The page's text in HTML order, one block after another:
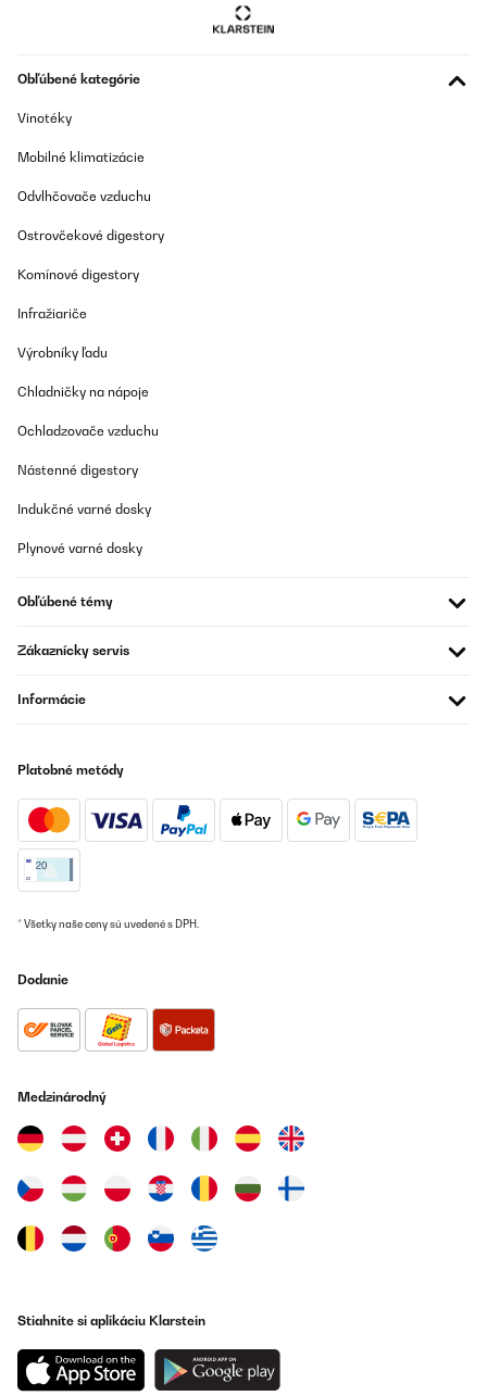
Impastatrice davvero potente e versatile. La ciotola da 5 litri
motore da 1800 W garantisce una lavorazione uniforme anche
con impasti più duri. Le 6 velocità sono perfette per adattarsi a
frullatore, che la rendono una vera stazione completa per la
regalo!
Utente Amazon
Preis. Absolut super schnelle Lieferung ( Montag bestell, Dienstag
Je les acheté ici il y a 2 ans, il est génial.
Utilisateur d'Amazon
OVERENÁ KONTROLA
super verpackt an. Und auch die Anweisung zum Gebrauch war
habe alle Funktionen bisher getestet. und es funktioniert alles.
Fleisch essen wir nicht, dazu kann ich nichts sagen. Nudeln
gehen bei mir einfacher, wenn ich sie mit der Hand anfertige.- Der
Mixaufsatz ist super für Suppen zu pürieren ( ich mache sie nicht
heiss da hinein). Und auch für Smoothie für eine grössere Familie
auch geeignet. - In der Hauptsache verwende ich diese Maschine
und etwas Dinkelmehl) . Und da ich mehr Teig habe verteile den
bei mir, weil Eier nicht schaumig werden. Mit vier habe ich es
gemacht. Das wurde nichts. Hierfür muss der Handmixer her. -
Wenn man sich an die Mengenangaben hält ist die Maschine
Amazon-Benutzer
Preložiť
Obwohl der Motor dieser Maschine nach 3 stufe laut ist, macht
durch Sicherheitsabdeckungen blockieren werden können. Dank
stabil. Für Faulenzer und schnelle Arbeit , auch dicke Wände
(gegen lauter Motor) ist Kaufempfehlung.
Obľúbené kategórie
Vinotéky
Mobilné klimatizácie
Odvlhčovače vzduchu
Ostrovčekové digestory
Komínové digestory
Infražiariče
Výrobníky ľadu
Chladničky na nápoje
Ochladzovače vzduchu
Nástenné digestory
Indukčné varné dosky
Plynové varné dosky
Obľúbené témy
Zákaznícky servis
Informácie
Platobné metódy
* Všetky naše ceny sú uvedené s DPH.
Dodanie
Medzinárodný
Stiahnite si aplikáciu Klarstein